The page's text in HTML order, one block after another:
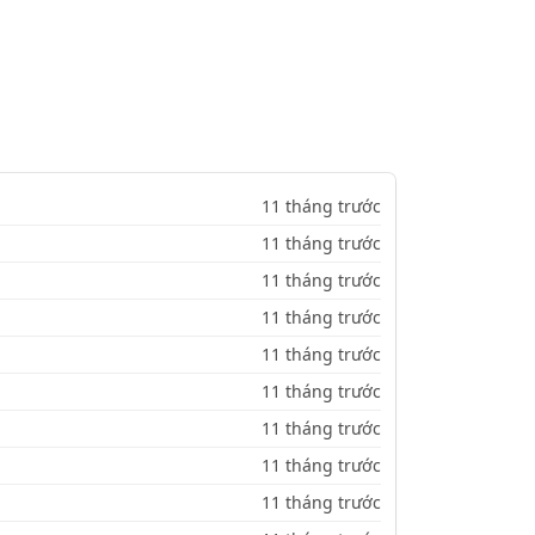
11 tháng trước
11 tháng trước
11 tháng trước
11 tháng trước
11 tháng trước
11 tháng trước
11 tháng trước
11 tháng trước
11 tháng trước